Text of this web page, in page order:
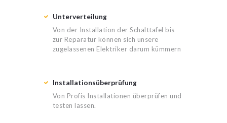
Unterverteilung
Von der Installation der Schalttafel bis
zur Reparatur können sich unsere
zugelassenen Elektriker darum kümmern
Installationsüberprüfung
Von Profis Installationen überprüfen und
testen lassen.